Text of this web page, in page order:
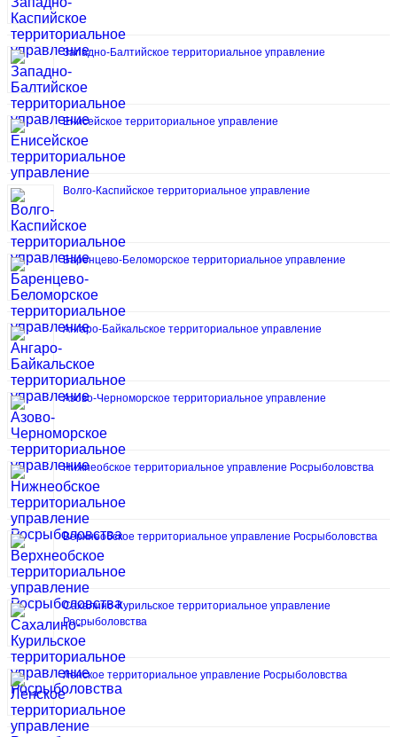
Западно-Балтийское территориальное управление
Енисейское территориальное управление
Волго-Каспийское территориальное управление
Баренцево-Беломорское территориальное управление
Ангаро-Байкальское территориальное управление
Азово-Черноморское территориальное управление
Нижнеобское территориальное управление Росрыболовства
Верхнеобское территориальное управление Росрыболовства
Сахалино-Курильское территориальное управление
Росрыболовства
Ленское территориальное управление Росрыболовства